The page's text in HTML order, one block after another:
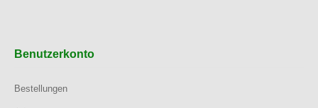
Benutzerkonto
Bestellungen